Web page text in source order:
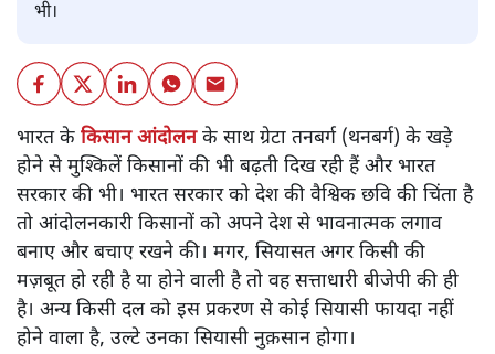
भी।
भारत के किसान आंदोलनके साथ ग्रेटा तनबर्ग (थनबर्ग) के खड़े
होने से मुश्किलें किसानों की भी बढ़ती दिख रही हैं और भारत
सरकार की भी। भारत सरकार को देश की वैश्विक छवि की चिंता है
तो आंदोलनकारी किसानों को अपने देश से भावनात्मक लगाव
बनाए और बचाए रखने की। मगर, सियासत अगर किसी की
मज़बूत हो रही है या होने वाली है तो वह सत्ताधारी बीजेपी की ही
है। अन्य किसी दल को इस प्रकरण से कोई सियासी फायदा नहीं
होने वाला है, उल्टे उनका सियासी नुक़सान होगा।